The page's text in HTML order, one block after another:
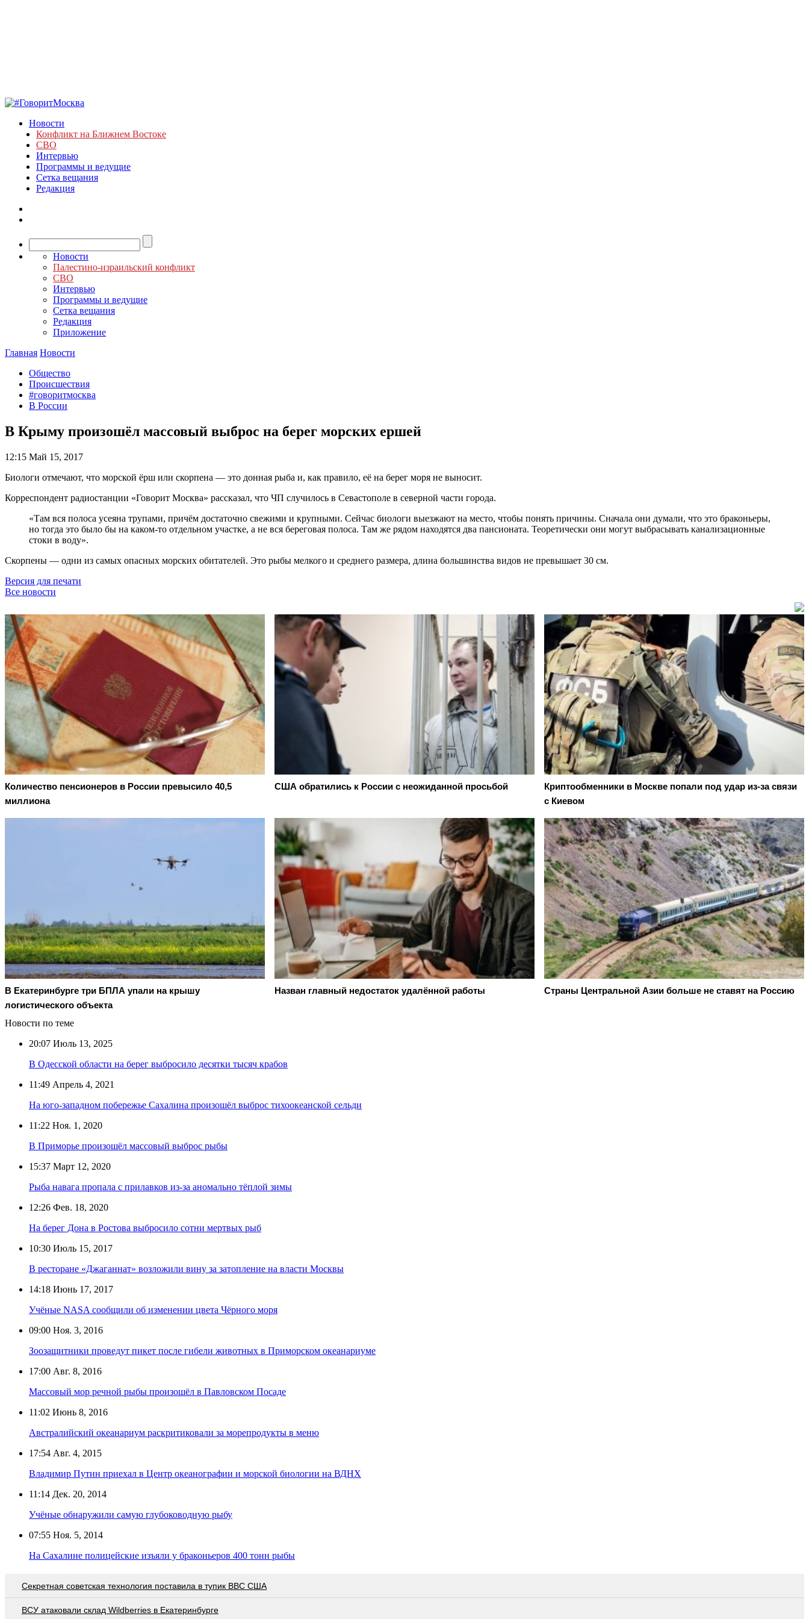
Новости
Конфликт на Ближнем Востоке
СВО
Интервью
Программы и ведущие
Сетка вещания
Редакция
Новости
Палестино-израильский конфликт
СВО
Интервью
Программы и ведущие
Сетка вещания
Редакция
Приложение
Главная Новости
Общество
Происшествия
#говоритмосква
В России
В Крыму произошёл массовый выброс на берег морских ершей
12:15 Май 15, 2017
Биологи отмечают, что морской ёрш или скорпена — это донная рыба и, как правило, её на берег моря не выносит.
Корреспондент радиостанции «Говорит Москва» рассказал, что ЧП случилось в Севастополе в северной части города.
«Там вся полоса усеяна трупами, причём достаточно свежими и крупными. Сейчас биологи выезжают на место, чтобы понять причины. Сначала они думали, что это браконьеры,
но тогда это было бы на каком-то отдельном участке, а не вся береговая полоса. Там же рядом находятся два пансионата. Теоретически они могут выбрасывать канализационные
стоки в воду».
Скорпены — одни из самых опасных морских обитателей. Это рыбы мелкого и среднего размера, длина большинства видов не превышает 30 см.
Версия для печати
Все новости
Количество пенсионеров в России превысило 40,5
миллиона
США обратились к России с неожиданной просьбой
Криптообменники в Москве попали под удар из-за связи
с Киевом
В Екатеринбурге три БПЛА упали на крышу
логистического объекта
Назван главный недостаток удалённой работы Страны Центральной Азии больше не ставят на Россию
Новости по теме
20:07 Июль 13, 2025
В Одесской области на берег выбросило десятки тысяч крабов
11:49 Апрель 4, 2021
На юго-западном побережье Сахалина произошёл выброс тихоокеанской сельди
11:22 Ноя. 1, 2020
В Приморье произошёл массовый выброс рыбы
15:37 Март 12, 2020
Рыба навага пропала с прилавков из-за аномально тёплой зимы
12:26 Фев. 18, 2020
На берег Дона в Ростова выбросило сотни мертвых рыб
10:30 Июль 15, 2017
В ресторане «Джаганнат» возложили вину за затопление на власти Москвы
14:18 Июнь 17, 2017
Учёные NASA сообщили об изменении цвета Чёрного моря
09:00 Ноя. 3, 2016
Зоозащитники проведут пикет после гибели животных в Приморском океанариуме
17:00 Авг. 8, 2016
Массовый мор речной рыбы произошёл в Павловском Посаде
11:02 Июнь 8, 2016
Австралийский океанариум раскритиковали за морепродукты в меню
17:54 Авг. 4, 2015
Владимир Путин приехал в Центр океанографии и морской биологии на ВДНХ
11:14 Дек. 20, 2014
Учёные обнаружили самую глубоководную рыбу
07:55 Ноя. 5, 2014
На Сахалине полицейские изъяли у браконьеров 400 тонн рыбы
Секретная советская технология поставила в тупик ВВС США
ВСУ атаковали склад Wildberries в Екатеринбурге